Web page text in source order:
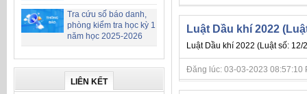
Tra cứu số báo danh,
phòng kiểm tra học kỳ 1
năm học 2025-2026
LIÊN KẾT
Luật Dầu khí 2022
Luật Dầu khí 2022 (Luật số: 12/
Đăng lúc: 03-03-2023 08:57:10